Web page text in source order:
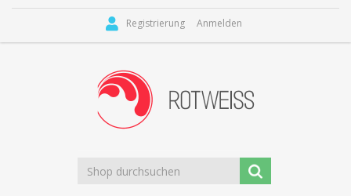
Registrierung Anmelden